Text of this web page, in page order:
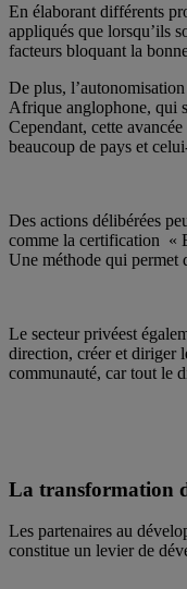
En élaborant différents
appliqués que lorsqu’ils
facteurs bloquant la
De plus,
Afrique anglophone, qui
Cependant, cette
beaucoup de pays et
Des actions délibérées
comme la certification «
Une méthode qui permet
Le secteur privéest
direction, créer et diriger
communauté, car tout le
La transformation
Les partenaires au
constitue un levier de